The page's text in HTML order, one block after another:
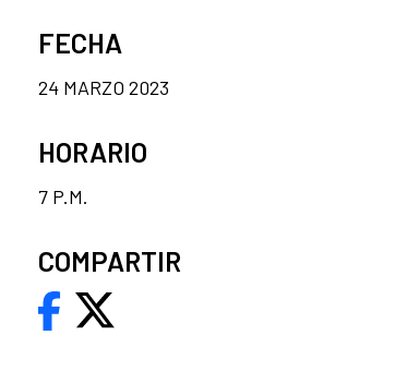
FECHA
24 MARZO 2023
HORARIO
7 P.M.
COMPARTIR